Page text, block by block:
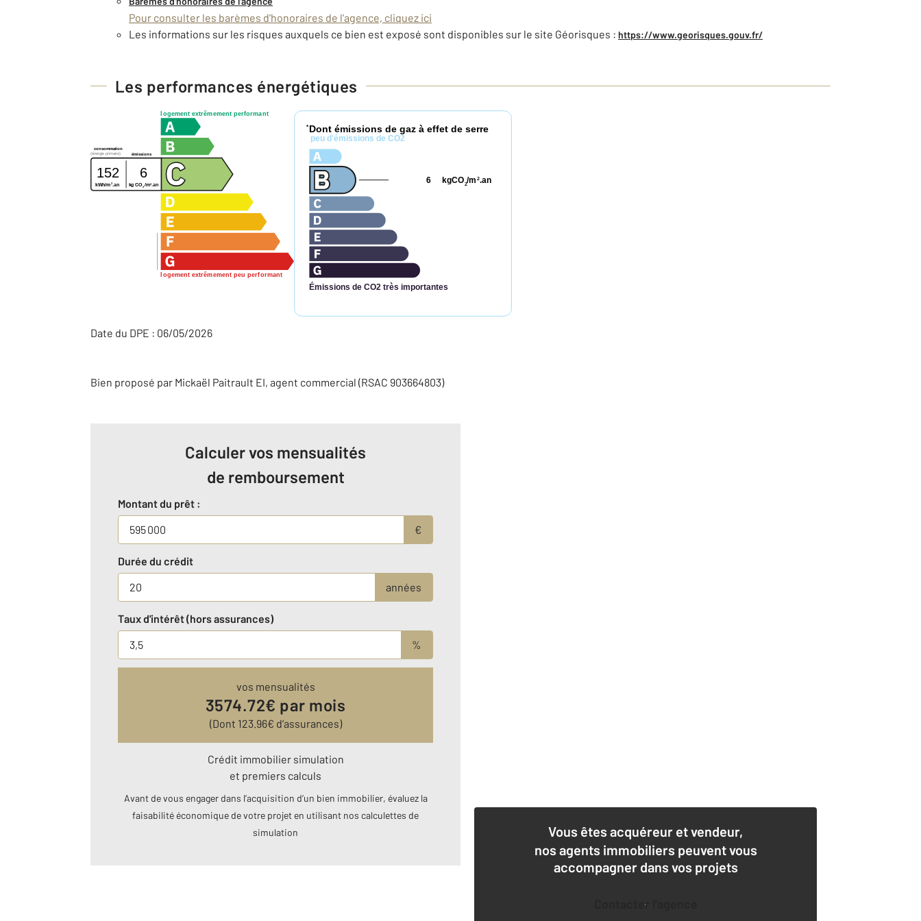
Pour consulter les barèmes d'honoraires de l'agence, cliquez ici
Les informations sur les risques auxquels ce bien est exposé sont disponibles sur le site Géorisques : https://www.georisques.gouv.fr/
Les performances énergétiques
logement extrêmement performant
logement extrêmement peu performant
consommation
émissions
(énergie primaire)
152 6
kWh/m 2 .an kg CO2/m2 .an
* Dont émissions de gaz à effet de serre
peu d'émissions de CO2
Émissions de CO2 très importantes
kgCO2/m 2.an
6
Date du DPE : 06/05/2026
Bien proposé par Mickaël Paitrault EI, agent commercial (RSAC 903664803)
Calculer vos mensualités
de remboursement
Montant du prêt :
€
Durée du crédit
années
Taux d'intérêt (hors assurances)
%
vos mensualités
3574.72€ par mois
(Dont 123.96€ d’assurances)
Crédit immobilier simulation
et premiers calculs
Avant de vous engager dans l’acquisition d’un bien immobilier, évaluez la
faisabilité économique de votre projet en utilisant nos calculettes de
simulation
Vous êtes acquéreur et vendeur,
nos agents immobiliers peuvent vous
accompagner dans vos projets
Contacter l'agence